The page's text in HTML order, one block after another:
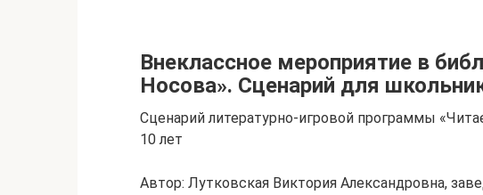
Внеклассное мероприятие в
Носова». Сценарий для
Сценарий литературно-игровой программы
10 лет
Автор: Лутковская Виктория Александровна,